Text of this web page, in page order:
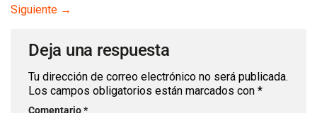
Siguiente→
Deja una respuesta
Tu dirección de correo electrónico no será
publicada. Los campos obligatorios están marcados
con*